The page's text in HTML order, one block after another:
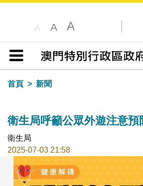
A A A
目錄
首頁
新聞
衛生局呼籲公眾外遊注意預
衛生局
2025-07-03 21:58